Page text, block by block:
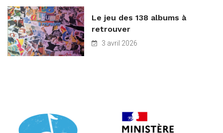
Le jeu des 138 albums à
retrouver
3 avril 2026